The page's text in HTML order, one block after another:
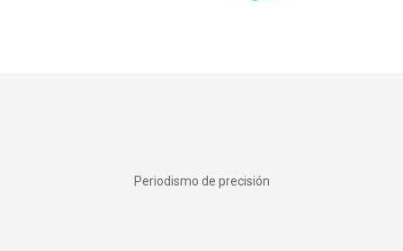
Periodismo de precisión